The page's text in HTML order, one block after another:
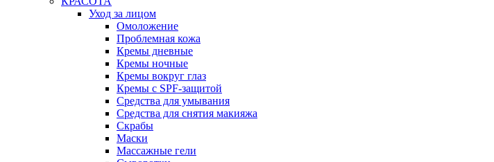
Уход за лицом
Омоложение
Проблемная кожа
Кремы дневные
Кремы ночные
Кремы вокруг глаз
Кремы с SPF-защитой
Средства для умывания
Средства для снятия макияжа
Скрабы
Маски
Массажные гели